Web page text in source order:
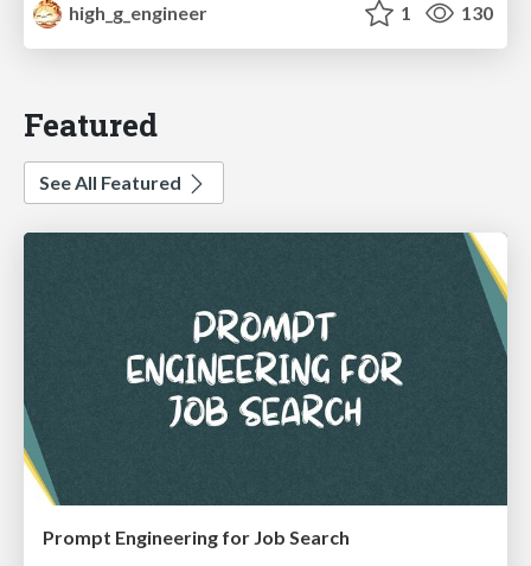
high_g_engineer
1 130
Featured
See All Featured
Prompt Engineering for Job Search